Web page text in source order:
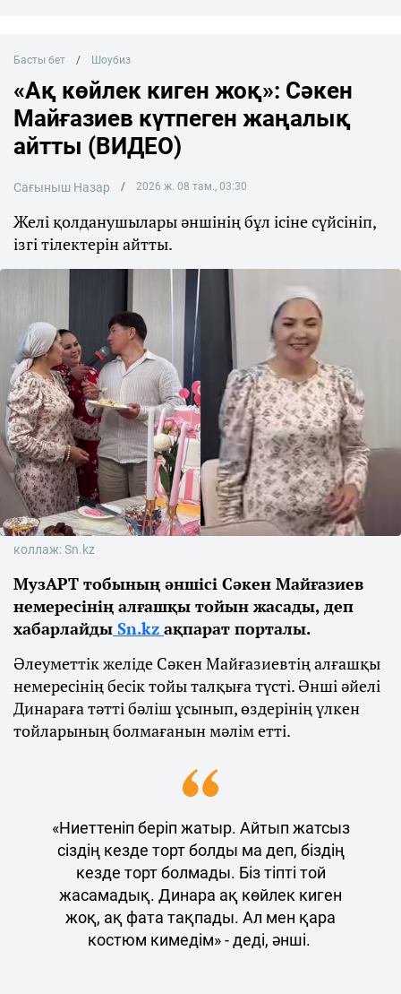
Басты бет Шоубиз
«Ақ көйлек киген жоқ»: Сәкен
Майғазиев күтпеген жаңалық
айтты (ВИДЕО)
Сағыныш Назар 2026 ж. 08 там., 03:30
Желі қолданушылары әншінің бұл ісіне сүйсініп,
ізгі тілектерін айтты.
коллаж: Sn.kz
МузАРТ тобының әншісі Сәкен Майғазиев
немересінің алғашқы тойын жасады, деп
хабарлайды Sn.kz ақпарат порталы.
Әлеуметтік желіде Сәкен Майғазиевтің алғашқы
немересінің бесік тойы талқыға түсті. Әнші әйелі
Динараға тәтті бәліш ұсынып, өздерінің үлкен
тойларының болмағанын мәлім етті.
«Ниеттеніп беріп жатыр. Айтып жатсыз
сіздің кезде торт болды ма деп, біздің
кезде торт болмады. Біз тіпті той
жасамадық. Динара ақ көйлек киген
жоқ, ақ фата тақпады. Ал мен қара
костюм кимедім» - деді, әнші.